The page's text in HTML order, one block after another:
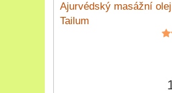
Ajurvédský masážní olej
Tailum